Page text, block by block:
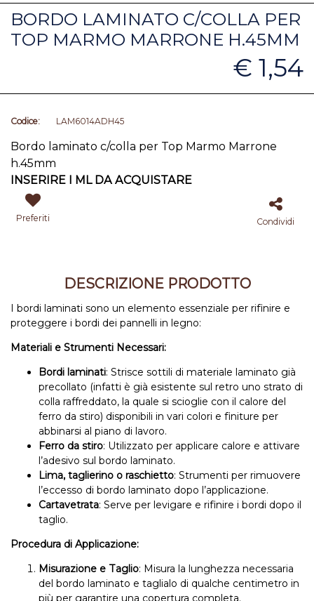
BORDO LAMINATO C/COLLA PER
TOP MARMO MARRONE H.45MM
€ 1,54
Codice: LAM6014ADH45
Bordo laminato c/colla per Top Marmo Marrone
h.45mm
INSERIRE I ML DA ACQUISTARE
Preferiti Condividi
DESCRIZIONE PRODOTTO
I bordi laminati sono un elemento essenziale per rifinire e
proteggere i bordi dei pannelli in legno:
Materiali e Strumenti Necessari:
Bordi laminati: Strisce sottili di materiale laminato già
precollato (infatti è già esistente sul retro uno strato di
colla raffreddato, la quale si scioglie con il calore del
ferro da stiro) disponibili in vari colori e finiture per
abbinarsi al piano di lavoro.
Ferro da stiro: Utilizzato per applicare calore e attivare
l’adesivo sul bordo laminato.
Lima, taglierino o raschietto: Strumenti per rimuovere
l’eccesso di bordo laminato dopo l’applicazione.
Cartavetrata: Serve per levigare e rifinire i bordi dopo il
taglio.
Procedura di Applicazione:
Misurazione e Taglio: Misura la lunghezza necessaria
del bordo laminato e taglialo di qualche centimetro in
più per garantire una copertura completa.